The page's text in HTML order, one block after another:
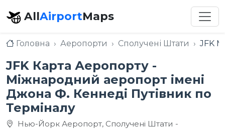
AllAirportMaps
Головна Аеропорти Сполучені Штати JFK
JFK Карта Аеропорту -
Міжнародний аеропорт імені
Джона Ф. Кеннеді Путівник по
Терміналу
Нью-Йорк Аеропорт, Сполучені Штати -